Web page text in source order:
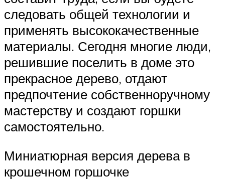
следовать общей технологии и
применять высококачественные
материалы. Сегодня многие люди,
решившие поселить в доме это
прекрасное дерево, отдают
предпочтение собственноручному
мастерству и создают горшки
самостоятельно.
Миниатюрная версия дерева в
крошечном горшочке